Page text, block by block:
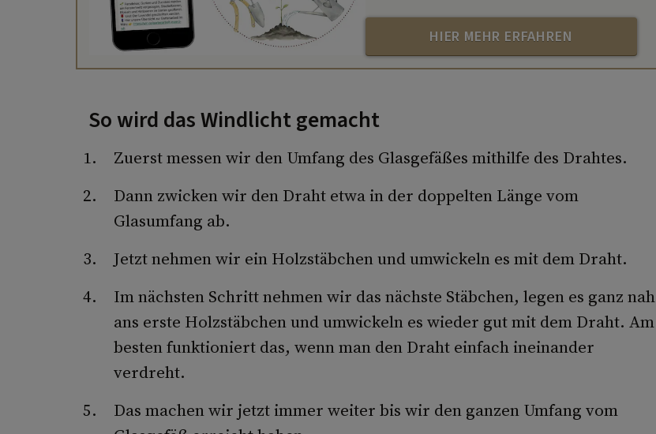
HIER MEHR ERFAHREN
So wird das Windlicht gemacht
Zuerst messen wir den Umfang des Glasgefäßes mithilfe des Drahtes.
Dann zwicken wir den Draht etwa in der doppelten Länge vom
Glasumfang ab.
Jetzt nehmen wir ein Holzstäbchen und umwickeln es mit dem Draht.
Im nächsten Schritt nehmen wir das nächste Stäbchen, legen es ganz nah
ans erste Holzstäbchen und umwickeln es wieder gut mit dem Draht. Am
besten funktioniert das, wenn man den Draht einfach ineinander
verdreht.
Das machen wir jetzt immer weiter bis wir den ganzen Umfang vom